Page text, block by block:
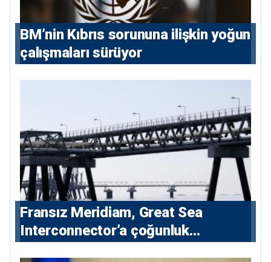
BM’nin Kıbrıs sorununa ilişkin yoğun
çalışmaları sürüyor
Fransız Meridiam, Great Sea
Interconnector’a çoğunluk